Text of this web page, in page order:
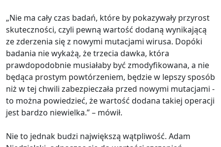
„Nie ma cały czas badań, które by pokazywały przyrost
skuteczności, czyli pewną wartość dodaną wynikającą
ze zderzenia się z nowymi mutacjami wirusa. Dopóki
badania nie wykażą, że trzecia dawka, która
prawdopodobnie musiałaby być zmodyfikowana, a nie
będąca prostym powtórzeniem, będzie w lepszy sposób
niż w tej chwili zabezpieczała przed nowymi mutacjami -
to można powiedzieć, że wartość dodana takiej operacji
jest bardzo niewielka.” – mówił.
Nie to jednak budzi największą wątpliwość. Adam